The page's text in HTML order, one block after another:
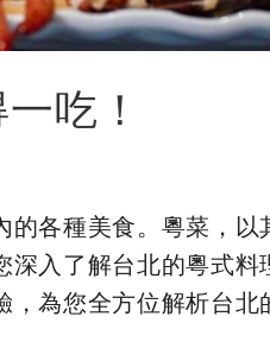
吃！
的各種美食。粵菜，以
深入了解台北的粵式料
，為您全方位解析台北